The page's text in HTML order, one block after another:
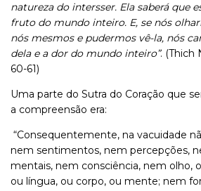
natureza do intersser. Ela saberá que
fruto do mundo inteiro. E, se nós
nós mesmos e pudermos vê-la, nós
dela e a dor do mundo inteiro”. (Thich
60-61)
Uma parte do Sutra do Coração que
a compreensão era:
“Consequentemente, na vacuidade
nem sentimentos, nem percepções,
mentais, nem consciência, nem olho,
ou língua, ou corpo, ou mente; nem